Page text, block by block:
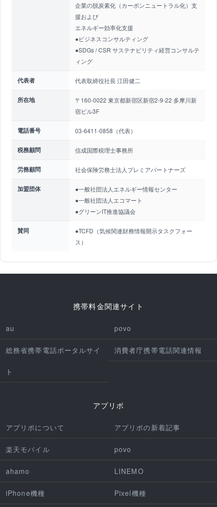
企業の脱炭素化（カーボンニュートラル化）支
援および
エネルギー効率化支援
●ビジネスコンサルティング
●SDGs / CSR サステナビリティ経営コンサルテ
ィング
代表者 代表取締役社長 江田健二
所在地
〒160-0022 東京都新宿区新宿2-9-22 多摩川新
宿ビル3F
電話番号 03-6411-0858（代表）
税務顧問 信成国際税理士事務所
労務顧問 社会保険労務士法人プレミアパートナーズ
加盟団体
●一般社団法人エネルギー情報センター
●一般社団法人エコマート
●グリーンIT推進協議会
賛同
●TCFD（気候関連財務情報開示タスクフォー
ス）
携帯料金関連サイト
au povo
総務省携帯電話ポータルサイ
ト
消費者庁携帯電話関連情報
アプリポ
アプリポについて アプリポの新着記事
楽天モバイル povo
ahamo LINEMO
iPhone機種 Pixel機種